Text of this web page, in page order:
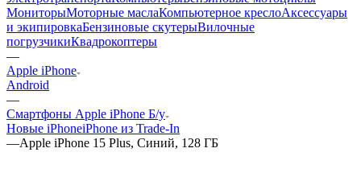
МониторыМоторные маслаКомпьютерное креслоАксессуары
и экипировкаБензиновые скутерыВилочные
погрузчикиКвадрокоптеры
—
Apple iPhone
Android
—
Смартфоны Apple iPhone Б/у
Новые iPhoneiPhone из Trade-In
—Apple iPhone 15 Plus, Синий, 128 ГБ